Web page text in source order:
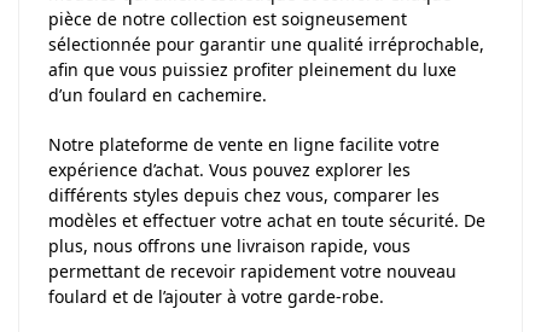
pièce de notre collection est soigneusement
sélectionnée pour garantir une qualité irréprochable,
afin que vous puissiez profiter pleinement du luxe
d’un foulard en cachemire.
Notre plateforme de vente en ligne facilite votre
expérience d’achat. Vous pouvez explorer les
différents styles depuis chez vous, comparer les
modèles et effectuer votre achat en toute sécurité. De
plus, nous offrons une livraison rapide, vous
permettant de recevoir rapidement votre nouveau
foulard et de l’ajouter à votre garde-robe.